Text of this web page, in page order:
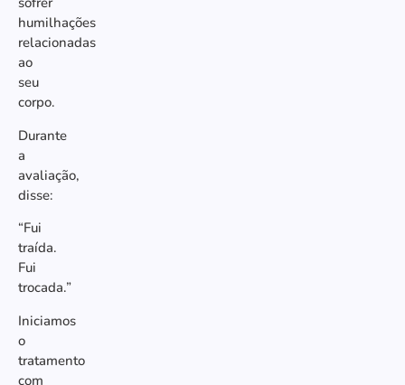
humilhações
relacionadas
ao
seu
corpo.
Durante
a
avaliação,
disse:
“Fui
traída.
Fui
trocada.”
Iniciamos
o
tratamento
com